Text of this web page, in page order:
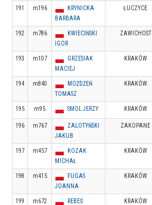
191 m196
KRYNICKA
BARBARA
ŁUCZYCE
192 m786
KWIECIŃSKI
IGOR
ZAWICHOST
193 m107
GRZESIAK
MACIEJ
KRAKÓW
194 m840
MOŻDŻEŃ
TOMASZ
KRAKÓW
195 m95 SMOL JERZY KRAKÓW
196 m767
ZALOTYŃSKI
JAKUB
ZAKOPANE
197 m457
KOZAK
MICHAŁ
KRAKÓW
198 m415
FUGAS
JOANNA
KRAKÓW
199 m672
REBEŚ
KRAKÓW